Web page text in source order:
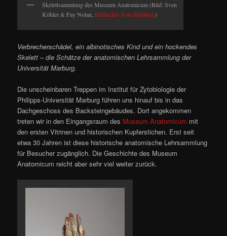
Skelettsammlung des Museum Anatomicum (Bild: Sven
Köhler & Fay Nolan,Bildarchiv Foto Marburg)
Verbrecherschädel, ein albinotisches Kind und ein hockendes
Skelett – die Schätze der anatomischen Lehrsammlung der
Universität Marburg.
Die unscheinbaren Treppen im Institut für Zytobiologie der
Philipps-Universität Marburg führen uns hinauf bis in das
Dachgeschoss des Backsteingebäudes. Dort angekommen
treten wir in den Eingangsraum des Museum Anatomicum mit
den ersten Vitrinen und historischen Kupferstichen. Erst seit
etwa 30 Jahren ist diese historische anatomische Lehrsammlung
für Besucher zugänglich. Die Geschichte des Museum
Anatomicum reicht aber sehr viel weiter zurück.